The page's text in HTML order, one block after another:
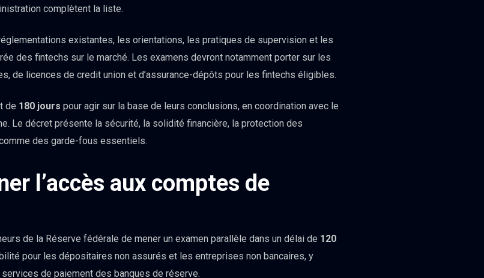
complètent la liste.
existantes, les orientations, les pratiques de supervision et les
des fintechs sur le marché. Les examens devront notamment porter sur les
de licences de credit union et d’assurance-dépôts pour les fintechs éligibles.
de 180 jours pour agir sur la base de leurs conclusions, en coordination avec le
Le décret présente la sécurité, la solidité financière, la protection des
des garde-fous essentiels.
l’accès aux comptes de
de la Réserve fédérale de mener un examen parallèle dans un délai de 120
pour les dépositaires non assurés et les entreprises non bancaires, y
de paiement des banques de réserve.